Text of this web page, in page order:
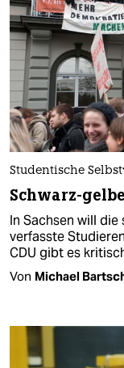
Studentische
Schwarz-
In Sachsen will
verfasste
CDU gibt es
Von Michael